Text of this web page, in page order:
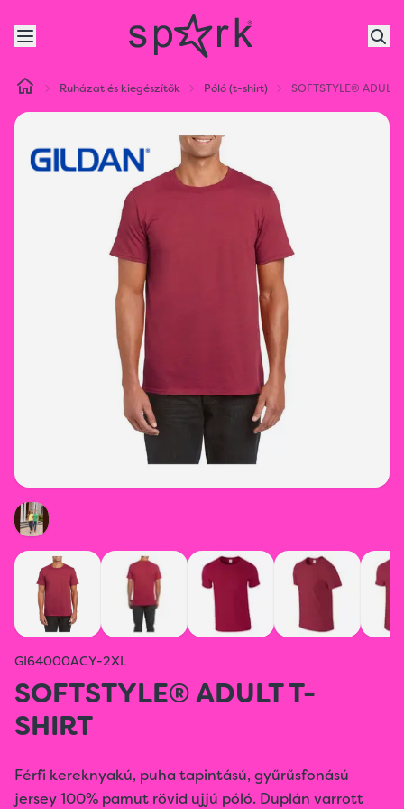
Ruházat és kiegészítők Póló (t-shirt) SOFTSTYLE® ADULT
GI64000ACY-2XL
SOFTSTYLE® ADULT T-
SHIRT
Férfi kereknyakú, puha tapintású, gyűrűsfonású
jersey 100% pamut rövid ujjú póló. Duplán varrott